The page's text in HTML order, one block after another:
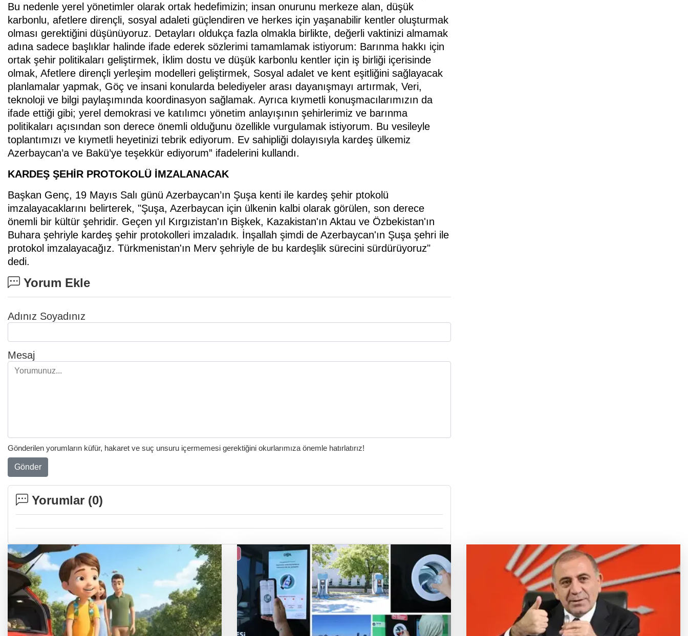
Bu nedenle yerel yönetimler olarak ortak hedefimizin; insan onurunu merkeze alan, düşük
karbonlu, afetlere dirençli, sosyal adaleti güçlendiren ve herkes için yaşanabilir kentler oluşturmak
olması gerektiğini düşünüyoruz. Detayları oldukça fazla olmakla birlikte, değerli vaktinizi almamak
adına sadece başlıklar halinde ifade ederek sözlerimi tamamlamak istiyorum: Barınma hakkı için
ortak şehir politikaları geliştirmek, İklim dostu ve düşük karbonlu kentler için iş birliği içerisinde
olmak, Afetlere dirençli yerleşim modelleri geliştirmek, Sosyal adalet ve kent eşitliğini sağlayacak
planlamalar yapmak, Göç ve insani konularda belediyeler arası dayanışmayı artırmak, Veri,
teknoloji ve bilgi paylaşımında koordinasyon sağlamak. Ayrıca kıymetli konuşmacılarımızın da
ifade ettiği gibi; yerel demokrasi ve katılımcı yönetim anlayışının şehirlerimiz ve barınma
politikaları açısından son derece önemli olduğunu özellikle vurgulamak istiyorum. Bu vesileyle
toplantımızı ve kıymetli heyetinizi tebrik ediyorum. Ev sahipliği dolayısıyla kardeş ülkemiz
Azerbaycan’a ve Bakü’ye teşekkür ediyorum” ifadelerini kullandı.
KARDEŞ ŞEHİR PROTOKOLÜ İMZALANACAK
Başkan Genç, 19 Mayıs Salı günü Azerbaycan’ın Şuşa kenti ile kardeş şehir ptokolü
imzalayacaklarını belirterek, "Şuşa, Azerbaycan için ülkenin kalbi olarak görülen, son derece
önemli bir kültür şehridir. Geçen yıl Kırgızistan'ın Bişkek, Kazakistan'ın Aktau ve Özbekistan'ın
Buhara şehriyle kardeş şehir protokolleri imzaladık. İnşallah şimdi de Azerbaycan'ın Şuşa şehri ile
protokol imzalayacağız. Türkmenistan'ın Merv şehriyle de bu kardeşlik sürecini sürdürüyoruz"
dedi.
Yorum Ekle
Adınız Soyadınız
Mesaj
Gönderilen yorumların küfür, hakaret ve suç unsuru içermemesi gerektiğini okurlarımıza önemle hatırlatırız!
Gönder
Yorumlar (0)